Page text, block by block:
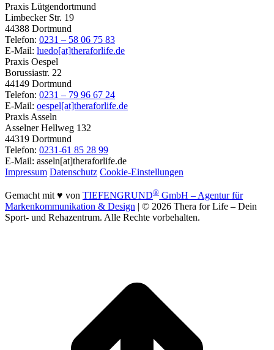
Praxis Lütgendortmund
Limbecker Str. 19
44388 Dortmund
Telefon: 0231 – 58 06 75 83
E-Mail: luedo[at]theraforlife.de
Praxis Oespel
Borussiastr. 22
44149 Dortmund
Telefon: 0231 – 79 96 67 24
E-Mail: oespel[at]theraforlife.de
Praxis Asseln
Asselner Hellweg 132
44319 Dortmund
Telefon: 0231-61 85 28 99
E-Mail: asseln[at]theraforlife.de
Impressum Datenschutz Cookie-Einstellungen
Gemacht mit ♥ von TIEFENGRUND® GmbH – Agentur für
Markenkommunikation & Design | © 2026 Thera for Life – Dein
Sport- und Rehazentrum. Alle Rechte vorbehalten.